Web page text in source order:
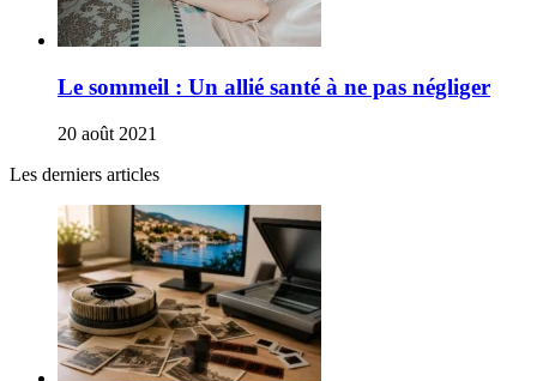
Le sommeil : Un allié santé à ne pas négliger
20 août 2021
Les derniers articles